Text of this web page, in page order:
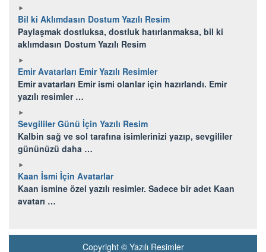
Bil ki Aklımdasın Dostum Yazılı Resim
Paylaşmak dostluksa, dostluk hatırlanmaksa, bil ki
aklımdasın Dostum Yazılı Resim
Emir Avatarları Emir Yazılı Resimler
Emir avatarları Emir ismi olanlar için hazırlandı. Emir
yazılı resimler …
Sevgililer Günü İçin Yazılı Resim
Kalbin sağ ve sol tarafına isimlerinizi yazıp, sevgililer
gününüzü daha …
Kaan İsmi İçin Avatarlar
Kaan ismine özel yazılı resimler. Sadece bir adet Kaan
avatarı …
Copyright © Yazılı Resimler